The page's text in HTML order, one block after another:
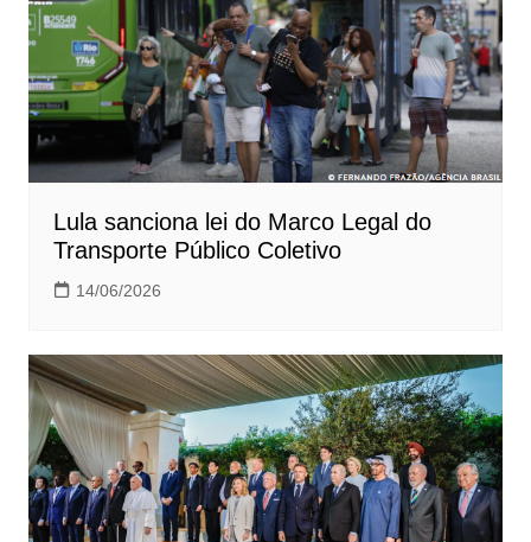
Lula sanciona lei do Marco Legal do
Transporte Público Coletivo
14/06/2026